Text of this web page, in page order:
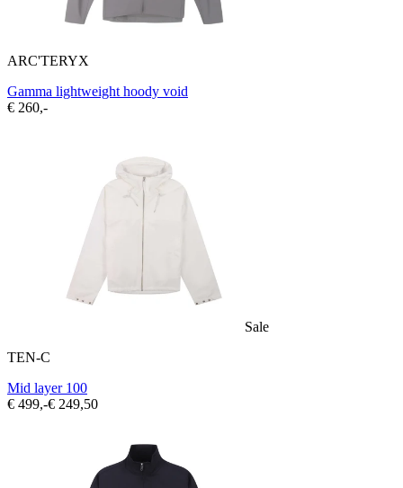
ARC'TERYX
Gamma lightweight hoody void
€ 260,-
Sale
TEN-C
Mid layer 100
€ 499,-€ 249,50